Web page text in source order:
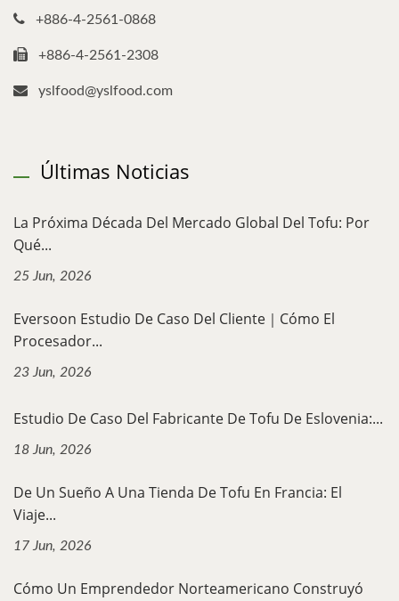
+886-4-2561-0868
+886-4-2561-2308
yslfood@yslfood.com
Últimas Noticias
La Próxima Década Del Mercado Global Del Tofu: Por
Qué...
25 Jun, 2026
Eversoon Estudio De Caso Del Cliente｜Cómo El
Procesador...
23 Jun, 2026
Estudio De Caso Del Fabricante De Tofu De Eslovenia:...
18 Jun, 2026
De Un Sueño A Una Tienda De Tofu En Francia: El
Viaje...
17 Jun, 2026
Cómo Un Emprendedor Norteamericano Construyó